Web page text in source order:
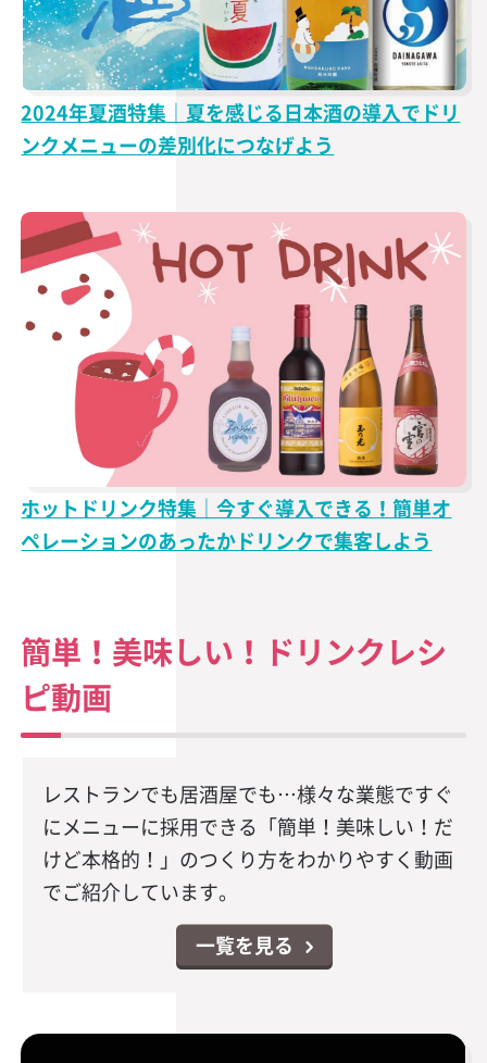
2024年夏酒特集｜夏を感じる日本酒の導入でドリ
ンクメニューの差別化につなげよう
ホットドリンク特集｜今すぐ導入できる！簡単オ
ペレーションのあったかドリンクで集客しよう
簡単！美味しい！ドリンクレシ
ピ動画
レストランでも居酒屋でも…様々な業態ですぐ
にメニューに採用できる「簡単！美味しい！だ
けど本格的！」のつくり方をわかりやすく動画
でご紹介しています。
一覧を見る